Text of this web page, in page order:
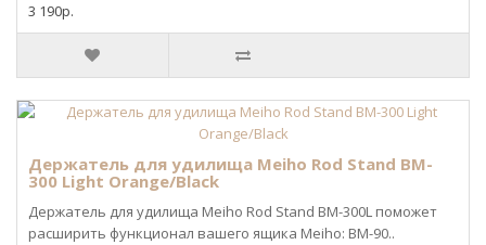
3 190р.
Держатель для удилища Meiho Rod Stand BM-
300 Light Orange/Black
Держатель для удилища Meiho Rod Stand BM-300L поможет
расширить функционал вашего ящика Meiho: BM-90..